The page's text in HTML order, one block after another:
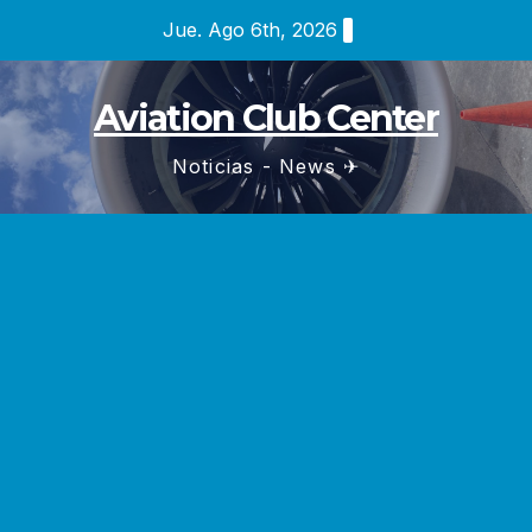
contenido
Jue. Ago 6th, 2026
Aviation Club Center
Noticias - News ✈